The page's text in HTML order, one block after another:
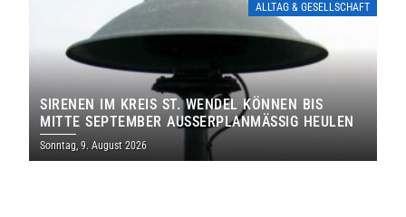
ALLTAG & GESELLSCHAFT
SIRENEN IM KREIS ST. WENDEL KÖNNEN BIS
MITTE SEPTEMBER AUSSERPLANMÄSSIG HEULEN
Sonntag, 9. August 2026